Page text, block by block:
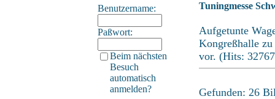
Benutzername:
Paßwort:
Beim nächsten
Besuch
automatisch
anmelden?
Tuningmesse
Aufgetunte
Kongreßhalle
vor. (Hits:
Gefunden: 26